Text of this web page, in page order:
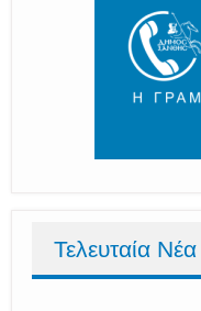
Τελευταία Νέα